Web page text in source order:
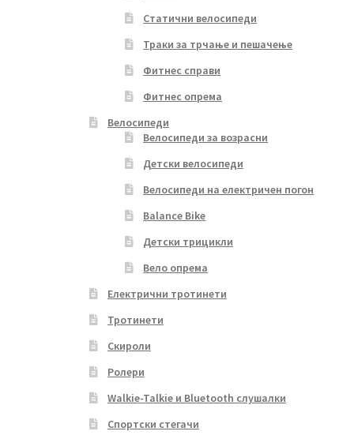
Статични велосипеди
Траки за трчање и пешачење
Фитнес справи
Фитнес опрема
Велосипеди
Велосипеди за возрасни
Детски велосипеди
Велосипеди на електричен погон
Balance Bike
Детски трицикли
Вело опрема
Електрични тротинети
Тротинети
Скироли
Ролери
Walkie-Talkie и Bluetooth слушалки
Спортски стегачи